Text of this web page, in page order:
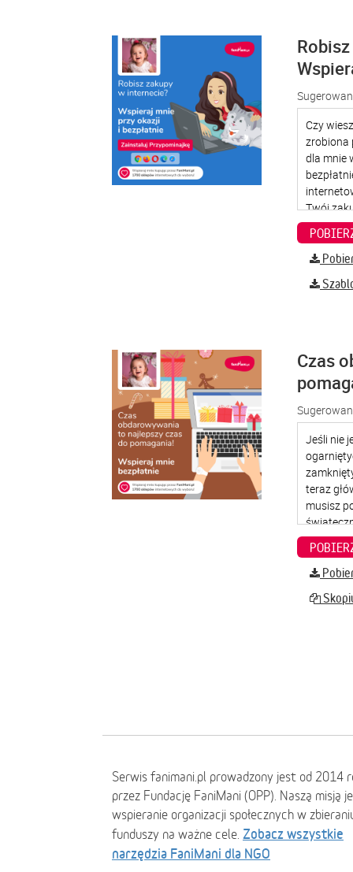
Czas
Serwis fanimani.pl prowadzony jest od 2014
przez Fundację FaniMani (OPP). Naszą misją
wspieranie organizacji społecznych w
funduszy na ważne cele. Zobacz wszystkie
narzędzia FaniMani dla NGO